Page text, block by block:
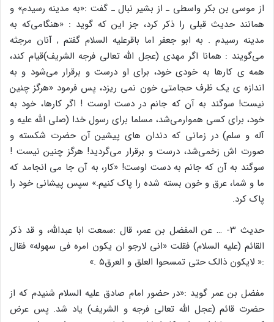
از موسی بن بکر واسطی ـ از بشیر نبال ـ گفت :«به مدینه رسیدم» و
همانند حدیث قبلی را ذکر کرد، جز این که گوید : «هنگامی‌که به
مدینه رسیدم . به ابو جعفر اما باقرعلیه السلام گفتم , آنان مرجثه
می‌گویند : همانا اگر مهدی (عجل الله تعالی فرجه الشریف)قیام کند،
همه ی کارها به خودی خود، برای او درست و برقرار می‌شود و به
اندازه ی یک ظرف حجامتی خون نمی ریزد، پس فرمود «هرگز چنین
نیست! سوگند به آن که جانم در دست اوست ! اگر کارها، خود به
خود، برای کسی هموارمی‌شد، مسلما برای رسول خدا (صلی الله علیه و
آله و سلم) در زمانی که دندان های پیشین آن حضرت شکسته و
صورت اش زخمی‌شد، درست و برقرار می‌گردید! هرگز چنین نیست !
سوگند به آن که جانم به دست اوست! «کار، به آن جا می انجامد که
ما و شما، عرق و خون بسته شده را پاک کنیم.» سپس پیشانی خود را
پاک کرد.
حدیث ۳- … عن المفضل بن عمر، قال :سمعت ابا عبدالله، و قد ذکر
القائم (علیه السلام) فقلت «انی لارجو ان یکون امره فی سهوله» فقال
:« لایکون ذالک حتی تمسحوا العلق و العرق۵ .»
مفضل بن عمر گوید :«در حضور امام صادق علیه السلام شنیدم که از
حضرت قائم (عجل الله تعالی فرجه و الشریف) یاد شد. پس عرض